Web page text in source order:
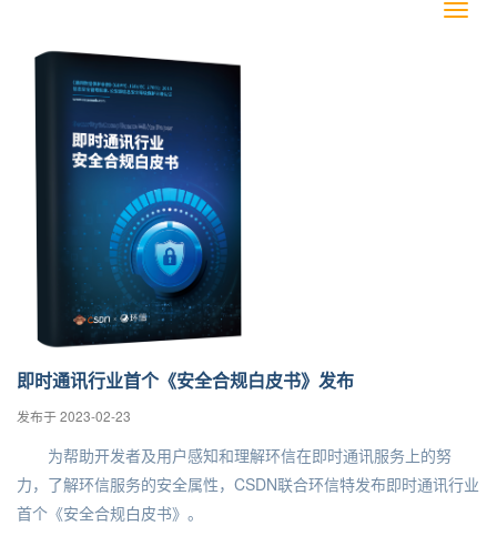
导
即时通讯行业首个《安全合规白皮书》发布
发布于 2023-02-23
为帮助开发者及用户感知和理解环信在即时通讯服务上的努
力，了解环信服务的安全属性，CSDN联合环信特发布即时通讯行业
首个《安全合规白皮书》。